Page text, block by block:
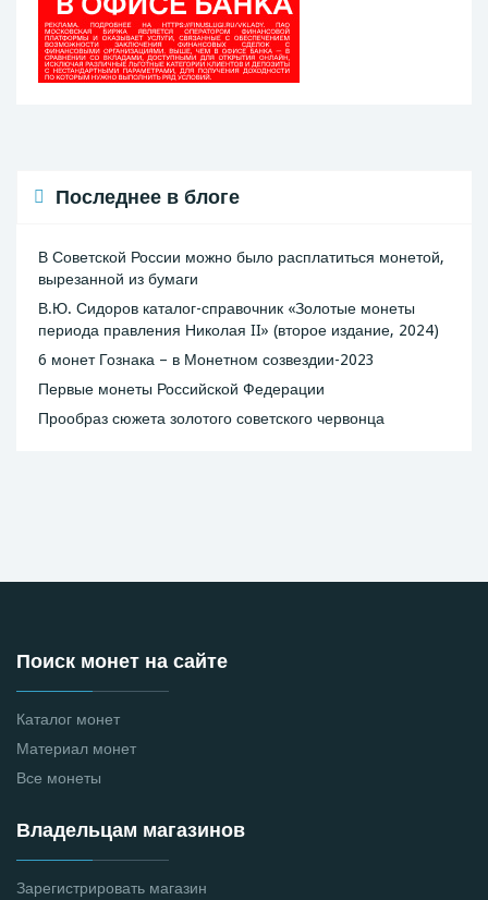
Последнее в блоге
В Советской России можно было расплатиться монетой,
вырезанной из бумаги
В.Ю. Сидоров каталог-справочник «Золотые монеты
периода правления Николая II» (второе издание, 2024)
6 монет Гознака – в Монетном созвездии-2023
Первые монеты Российской Федерации
Прообраз сюжета золотого советского червонца
Поиск монет на сайте
Каталог монет
Материал монет
Все монеты
Владельцам магазинов
Зарегистрировать магазин